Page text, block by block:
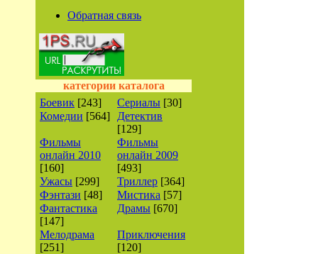
Обратная связь
категории каталога
Боевик [243] Сериалы [30]
Комедии [564]
Детектив
[129]
Фильмы
онлайн 2010
[160]
Фильмы
онлайн 2009
[493]
Ужасы [299] Триллер [364]
Фэнтази [48] Мистика [57]
Фантастика
[147]
Драмы [670]
Мелодрама
[251]
Приключения
[120]